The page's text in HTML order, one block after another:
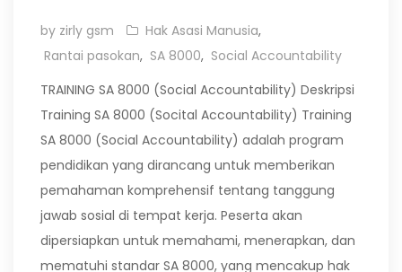
by zirly gsm Hak Asasi Manusia,
Rantai pasokan, SA 8000, Social Accountability
TRAINING SA 8000 (Social Accountability) Deskripsi
Training SA 8000 (Socital Accountability) Training
SA 8000 (Social Accountability) adalah program
pendidikan yang dirancang untuk memberikan
pemahaman komprehensif tentang tanggung
jawab sosial di tempat kerja. Peserta akan
dipersiapkan untuk memahami, menerapkan, dan
mematuhi standar SA 8000, yang mencakup hak